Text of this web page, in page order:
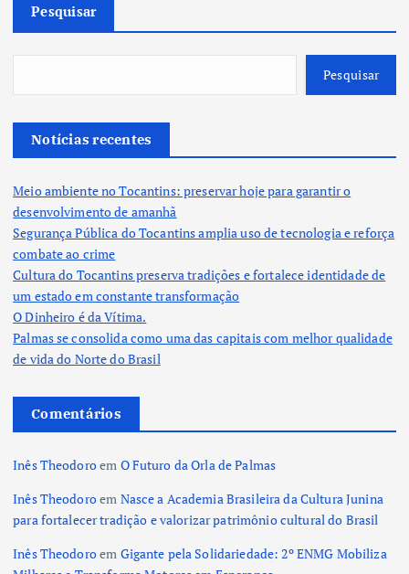
Pesquisar
Pesquisar
Notícias recentes
Meio ambiente no Tocantins: preservar hoje para garantir o
desenvolvimento de amanhã
Segurança Pública do Tocantins amplia uso de tecnologia e reforça
combate ao crime
Cultura do Tocantins preserva tradições e fortalece identidade de
um estado em constante transformação
O Dinheiro é da Vítima.
Palmas se consolida como uma das capitais com melhor qualidade
de vida do Norte do Brasil
Comentários
Inês Theodoroem O Futuro da Orla de Palmas
Inês Theodoroem Nasce a Academia Brasileira da Cultura Junina
para fortalecer tradição e valorizar patrimônio cultural do Brasil
Inês Theodoroem Gigante pela Solidariedade: 2º ENMG Mobiliza